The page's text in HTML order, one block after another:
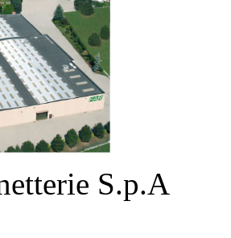
S.p.A